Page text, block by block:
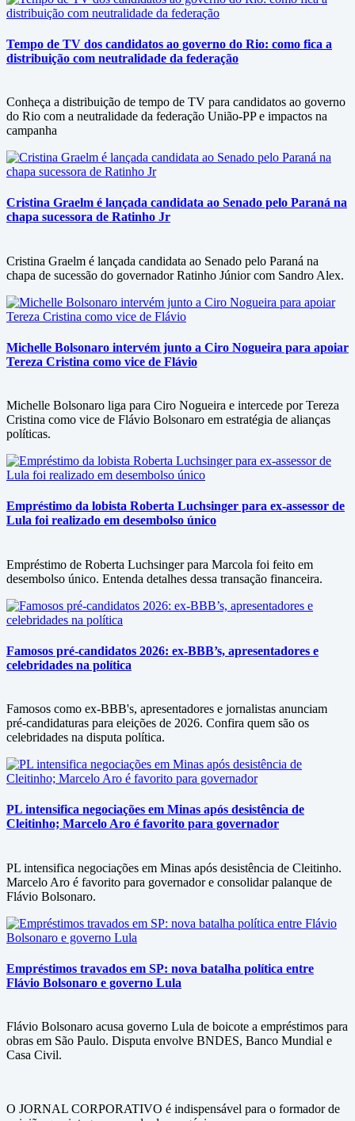
Tempo de TV dos candidatos ao governo do Rio: como fica a
distribuição com neutralidade da federação
Conheça a distribuição de tempo de TV para candidatos ao governo
do Rio com a neutralidade da federação União-PP e impactos na
campanha
Cristina Graelm é lançada candidata ao Senado pelo Paraná na
chapa sucessora de Ratinho Jr
Cristina Graelm é lançada candidata ao Senado pelo Paraná na
chapa de sucessão do governador Ratinho Júnior com Sandro Alex.
Michelle Bolsonaro intervém junto a Ciro Nogueira para apoiar
Tereza Cristina como vice de Flávio
Michelle Bolsonaro liga para Ciro Nogueira e intercede por Tereza
Cristina como vice de Flávio Bolsonaro em estratégia de alianças
políticas.
Empréstimo da lobista Roberta Luchsinger para ex-assessor de
Lula foi realizado em desembolso único
Empréstimo de Roberta Luchsinger para Marcola foi feito em
desembolso único. Entenda detalhes dessa transação financeira.
Famosos pré-candidatos 2026: ex-BBB’s, apresentadores e
celebridades na política
Famosos como ex-BBB's, apresentadores e jornalistas anunciam
pré-candidaturas para eleições de 2026. Confira quem são os
celebridades na disputa política.
PL intensifica negociações em Minas após desistência de
Cleitinho; Marcelo Aro é favorito para governador
PL intensifica negociações em Minas após desistência de Cleitinho.
Marcelo Aro é favorito para governador e consolidar palanque de
Flávio Bolsonaro.
Empréstimos travados em SP: nova batalha política entre
Flávio Bolsonaro e governo Lula
Flávio Bolsonaro acusa governo Lula de boicote a empréstimos para
obras em São Paulo. Disputa envolve BNDES, Banco Mundial e
Casa Civil.
O JORNAL CORPORATIVO é indispensável para o formador de